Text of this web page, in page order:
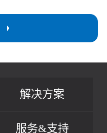
解决方案
服务&支持